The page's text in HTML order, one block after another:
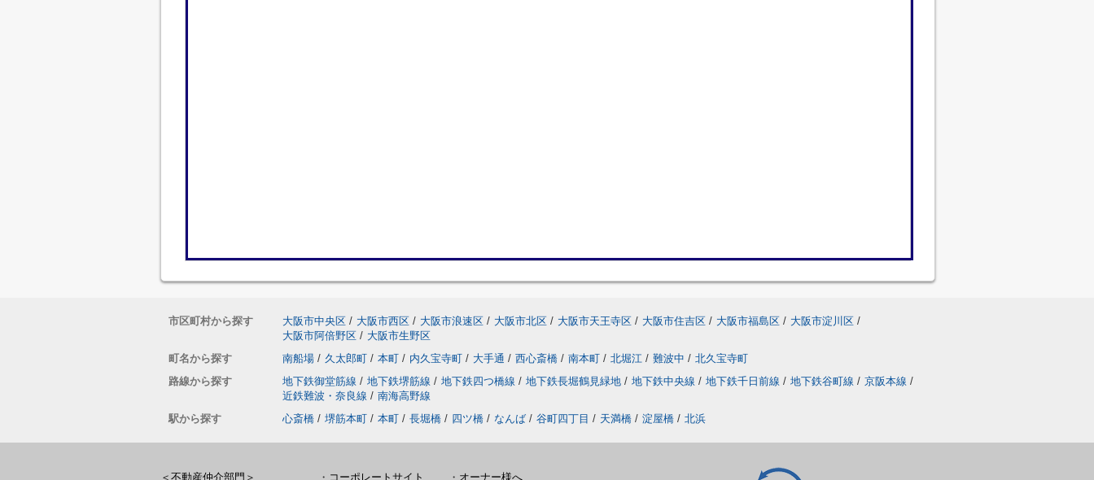
市区町村から探す 大阪市中央区 / 大阪市西区 / 大阪市浪速区 / 大阪市北区 / 大阪市天王寺区 / 大阪市住吉区 / 大阪市福島区 / 大阪市淀川区 /
大阪市阿倍野区 / 大阪市生野区
町名から探す
南船場 / 久太郎町 / 本町 / 内久宝寺町 / 大手通 / 西心斎橋 / 南本町 / 北堀江 / 難波中 / 北久宝寺町
路線から探す
地下鉄御堂筋線 / 地下鉄堺筋線 / 地下鉄四つ橋線 / 地下鉄長堀鶴見緑地 / 地下鉄中央線 / 地下鉄千日前線 / 地下鉄谷町線 / 京阪本線 /
近鉄難波・奈良線 / 南海高野線
駅から探す
心斎橋 / 堺筋本町 / 本町 / 長堀橋 / 四ツ橋 / なんば / 谷町四丁目 / 天満橋 / 淀屋橋 / 北浜
＜不動産仲介部門＞ ・ コーポレートサイト ・ オーナー様へ